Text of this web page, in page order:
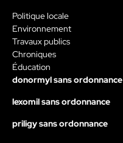
Politique locale
Environnement
Travaux publics
Chroniques
Éducation
donormyl sans ordonnance
lexomil sans ordonnance
priligy sans ordonnance